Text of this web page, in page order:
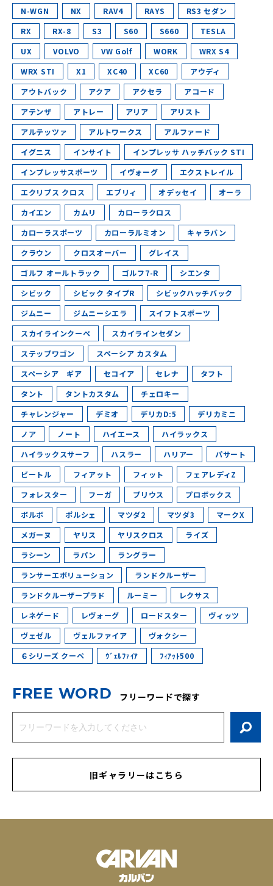
N-WGN
NX RAV4 RAYS
RS3 セダン
RX
RX-8 S3 S60 S660
TESLA
UX
VOLVO VW Golf WORK
WRX S4
WRX STI
X1 XC40 XC60
アウディ
アウトバック
アクア アクセラ
アコード
アテンザ
アトレー アリア
アリスト
アルテッツァ
アルトワークス
アルファード
イグニス
インサイト
インプレッサ ハッチバック STI
インプレッサスポーツ
イヴォーグ
エクストレイル
エクリプス クロス
エブリィ オデッセイ
オーラ
カイエン
カムリ
カローラクロス
カローラスポーツ
カローラルミオン
キャラバン
クラウン
クロスオーバー
グレイス
ゴルフ オールトラック
ゴルフ7-R
シエンタ
シビック
シビック タイプR
シビックハッチバック
ジムニー
ジムニーシエラ
スイフトスポーツ
スカイラインクーペ
スカイラインセダン
ステップワゴン
スペーシア カスタム
スペーシア ギア
セコイア セレナ
タフト
タント
タントカスタム
チェロキー
チャレンジャー
デミオ デリカD:5
デリカミニ
ノア
ノート ハイエース
ハイラックス
ハイラックスサーフ
ハスラー ハリアー
パサート
ビートル
フィアット フィット
フェアレディZ
フォレスター
フーガ プリウス
プロボックス
ボルボ
ポルシェ マツダ2 マツダ3
マークX
メガーヌ
ヤリス ヤリスクロス
ライズ
ラシーン
ラパン
ラングラー
ランサーエボリューション
ランドクルーザー
ランドクルーザープラド
ルーミー
レクサス
レネゲード
レヴォーグ ロードスター
ヴィッツ
ヴェゼル
ヴェルファイア
ヴォクシー
６シリーズ クーペ
ｳﾞｪﾙﾌｧｲｱ ﾌｨｱｯﾄ500
FREE WORD フリーワードで探す
旧ギャラリーはこちら